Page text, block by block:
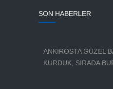
SON HABERLER
ANKIROSTA GÜZEL
KURDUK, SIRADA